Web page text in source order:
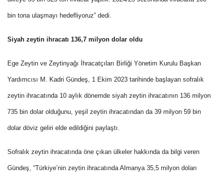
bin tona ulaşmayı hedefliyoruz” dedi.
Siyah zeytin ihracatı 136,7 milyon dolar oldu
Ege Zeytin ve Zeytinyağı İhracatçıları Birliği Yönetim Kurulu Başkan
Yardımcısı M. Kadri Gündeş, 1 Ekim 2023 tarihinde başlayan sofralık
zeytin ihracatında 10 aylık dönemde siyah zeytin ihracatının 136 milyon
735 bin dolar olduğunu, yeşil zeytin ihracatından da 39 milyon 59 bin
dolar döviz geliri elde edildiğini paylaştı.
Sofralık zeytin ihracatında öne çıkan ülkeler hakkında da bilgi veren
Gündeş, “Türkiye’nin zeytin ihracatında Almanya 35,5 milyon doları